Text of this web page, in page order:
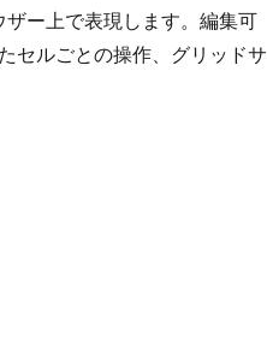
ー上で表現します。編集可
セルごとの操作、グリッドサ